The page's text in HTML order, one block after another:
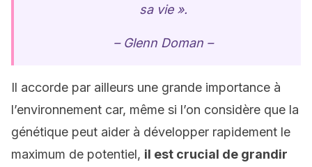
sa vie ».
– Glenn Doman –
Il accorde par ailleurs une grande importance à
l’environnement car, même si l’on considère que la
génétique peut aider à développer rapidement le
maximum de potentiel, il est crucial de grandir